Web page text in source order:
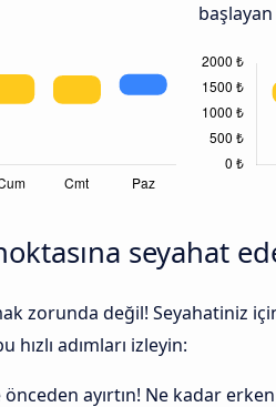
seyahat
zorunda değil! Seyahatiniz
adımları izleyin:
ayırtın! Ne kadar